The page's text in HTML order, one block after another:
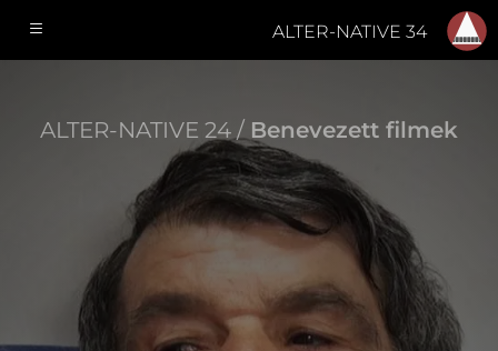
ALTER-NATIVE 34
ALTER-NATIVE 24 / Benevezett filmek